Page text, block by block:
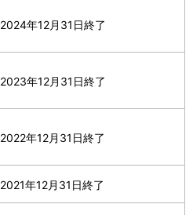
2024年12月31日終了
2023年12月31日終了
2022年12月31日終了
2021年12月31日終了